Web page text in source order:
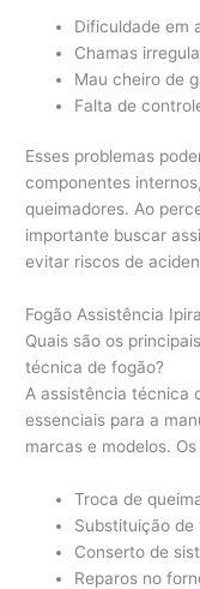
Dificuldade em
Chamas
Mau cheiro de
Falta de
Esses problemas
componentes
queimadores. Ao
importante buscar
evitar riscos de
Fogão Assistência
Quais são os
técnica de fogão?
A assistência técnica
essenciais para a
marcas e modelos.
Troca de
Substituição de
Conserto de
Reparos no